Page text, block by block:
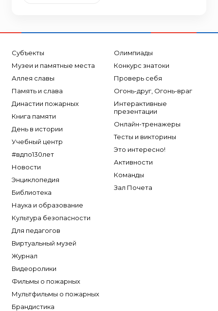
Субъекты
Музеи и памятные места
Аллея славы
Память и слава
Династии пожарных
Книга памяти
День в истории
Учебный центр
#вдпо130лет
Новости
Энциклопедия
Библиотека
Наука и образование
Культура безопасности
Для педагогов
Виртуальный музей
Журнал
Видеоролики
Фильмы о пожарных
Мультфильмы о пожарных
Брандистика
Олимпиады
Конкурс знатоки
Проверь себя
Огонь-друг, Огонь-враг
Интерактивные
презентации
Онлайн-тренажеры
Тесты и викторины
Это интересно!
Активности
Команды
Зал Почета